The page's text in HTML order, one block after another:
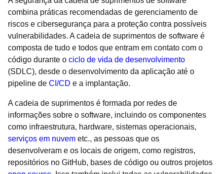
combina práticas recomendadas de gerenciamento de
riscos e cibersegurança para a proteção contra possíveis
vulnerabilidades. A cadeia de suprimentos de software é
composta de tudo e todos que entram em contato com o
código durante ociclo de vida de desenvolvimento
(SDLC), desde o desenvolvimento da aplicação até o
pipeline deCI/CDe a implantação.
informações sobre o software, incluindo os componentes
como infraestrutura, hardware, sistemas operacionais,
serviços em nuvemetc., as pessoas que os
desenvolveram e os locais de origem, como registros,
repositórios no GitHub, bases de código ou outros projetos
open source . Isso também inclui todas as vulnerabilidades